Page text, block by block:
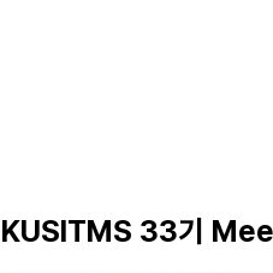
KUSITMS 33기